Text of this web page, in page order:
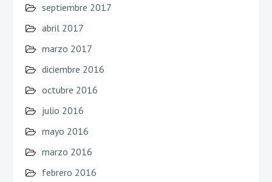
septiembre 2017
abril 2017
marzo 2017
diciembre 2016
octubre 2016
julio 2016
mayo 2016
marzo 2016
febrero 2016